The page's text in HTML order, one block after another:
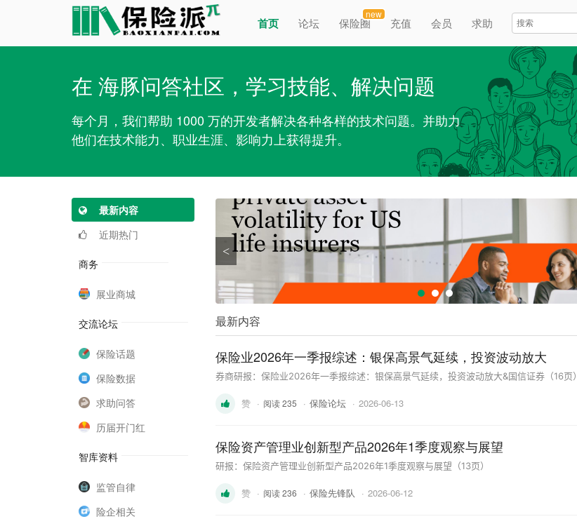
首页 论坛 保险圈
new
充值 会员 求助
在 海豚问答社区，学习技能、解决问题
每个月，我们帮助 1000 万的开发者解决各种各样的技术问题。并助力
他们在技术能力、职业生涯、影响力上获得提升。
最新内容
近期热门
商务
展业商城
交流论坛
保险话题
保险数据
求助问答
历届开门红
智库资料
监管自律
险企相关
<
最新内容
保险业2026年一季报综述：银保高景气延续，投资波动放大
券商研报：保险业2026年一季报综述：银保高景气延续，投资波动放大&国信证券（16页）
赞 · 阅读 235 · 保险论坛 · 2026-06-13
保险资产管理业创新型产品2026年1季度观察与展望
研报：保险资产管理业创新型产品2026年1季度观察与展望（13页）
赞 · 阅读 236 · 保险先锋队 · 2026-06-12